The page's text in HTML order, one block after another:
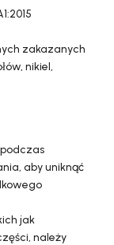
zakazanych
nikiel,
aby uniknąć
jak
należy